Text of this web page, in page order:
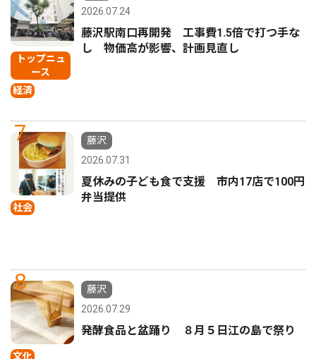
トップニュ
ース
経済
2026.07.24
藤沢駅南口再開発 工事費1.5倍で打つ手な
し 物価高が影響、計画見直し
7
社会
藤沢
2026.07.31
夏休みの子ども食で支援 市内17店で100円
弁当提供
8
文化
藤沢
2026.07.29
発酵食品と盆踊り ８月５日江の島で祭り